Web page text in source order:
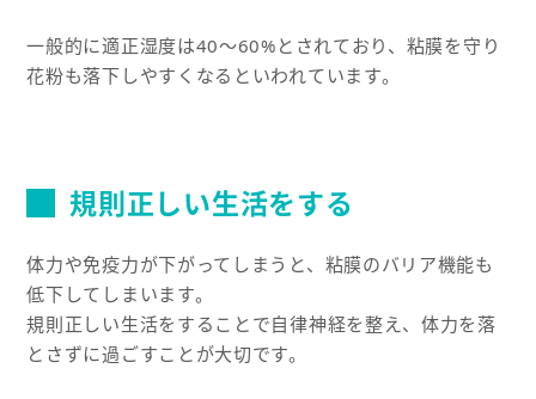
一般的に適正湿度は40〜60%とされており、粘膜を守り
花粉も落下しやすくなるといわれています。
規則正しい生活をする
体力や免疫力が下がってしまうと、粘膜のバリア機能も
低下してしまいます。
規則正しい生活をすることで自律神経を整え、体力を落
とさずに過ごすことが大切です。